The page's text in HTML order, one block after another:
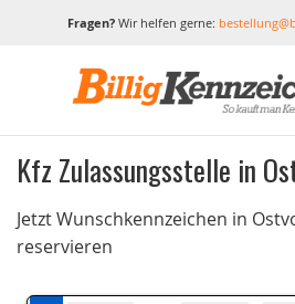
Fragen?Wir helfen gerne:
Kfz Zulassungsstelle in
Jetzt Wunschkennzeichen in
reservieren